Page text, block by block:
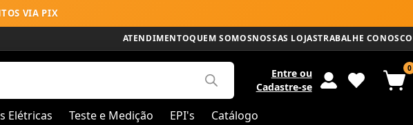
VIA PIX
ATENDIMENTOQUEM SOMOSNOSSAS LOJASTRABALHE CONOSCO
Elétricas Teste e Medição EPI's Catálogo
Entre ou
Cadastre-se
0